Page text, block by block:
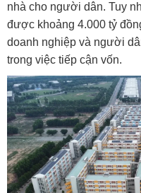
nhà cho người dân. Tuy
được khoảng 4.000 tỷ
doanh nghiệp và người
trong việc tiếp cận vốn.